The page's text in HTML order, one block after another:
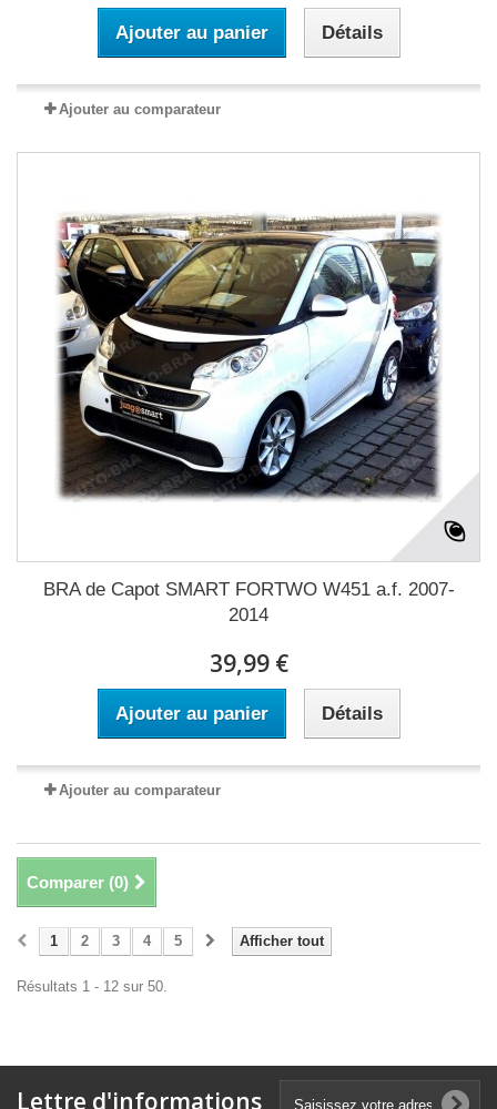
Ajouter au panier Détails
Ajouter au comparateur
BRA de Capot SMART FORTWO W451 a.f. 2007-
2014
39,99 €
Ajouter au panier Détails
Ajouter au comparateur
Comparer (0)
Afficher tout
1 2 3 4 5
Résultats 1 - 12 sur 50.
Lettre d'informations